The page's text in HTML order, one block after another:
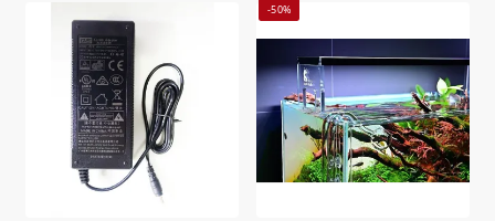
-50%